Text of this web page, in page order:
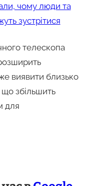
чому люди та
зустрітися
телескопа
виявити близько
збільшить
для